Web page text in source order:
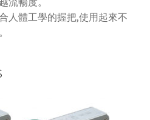
人體工學的握把,使用起來不